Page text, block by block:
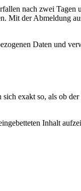
nach zwei Tagen
Mit der Abmeldung
Daten und
exakt so, als ob
Inhalt